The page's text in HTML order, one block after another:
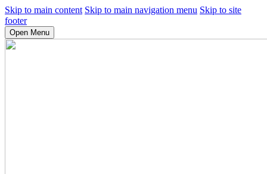
Skip to main content Skip to main navigation menu Skip to site
footer
Open Menu